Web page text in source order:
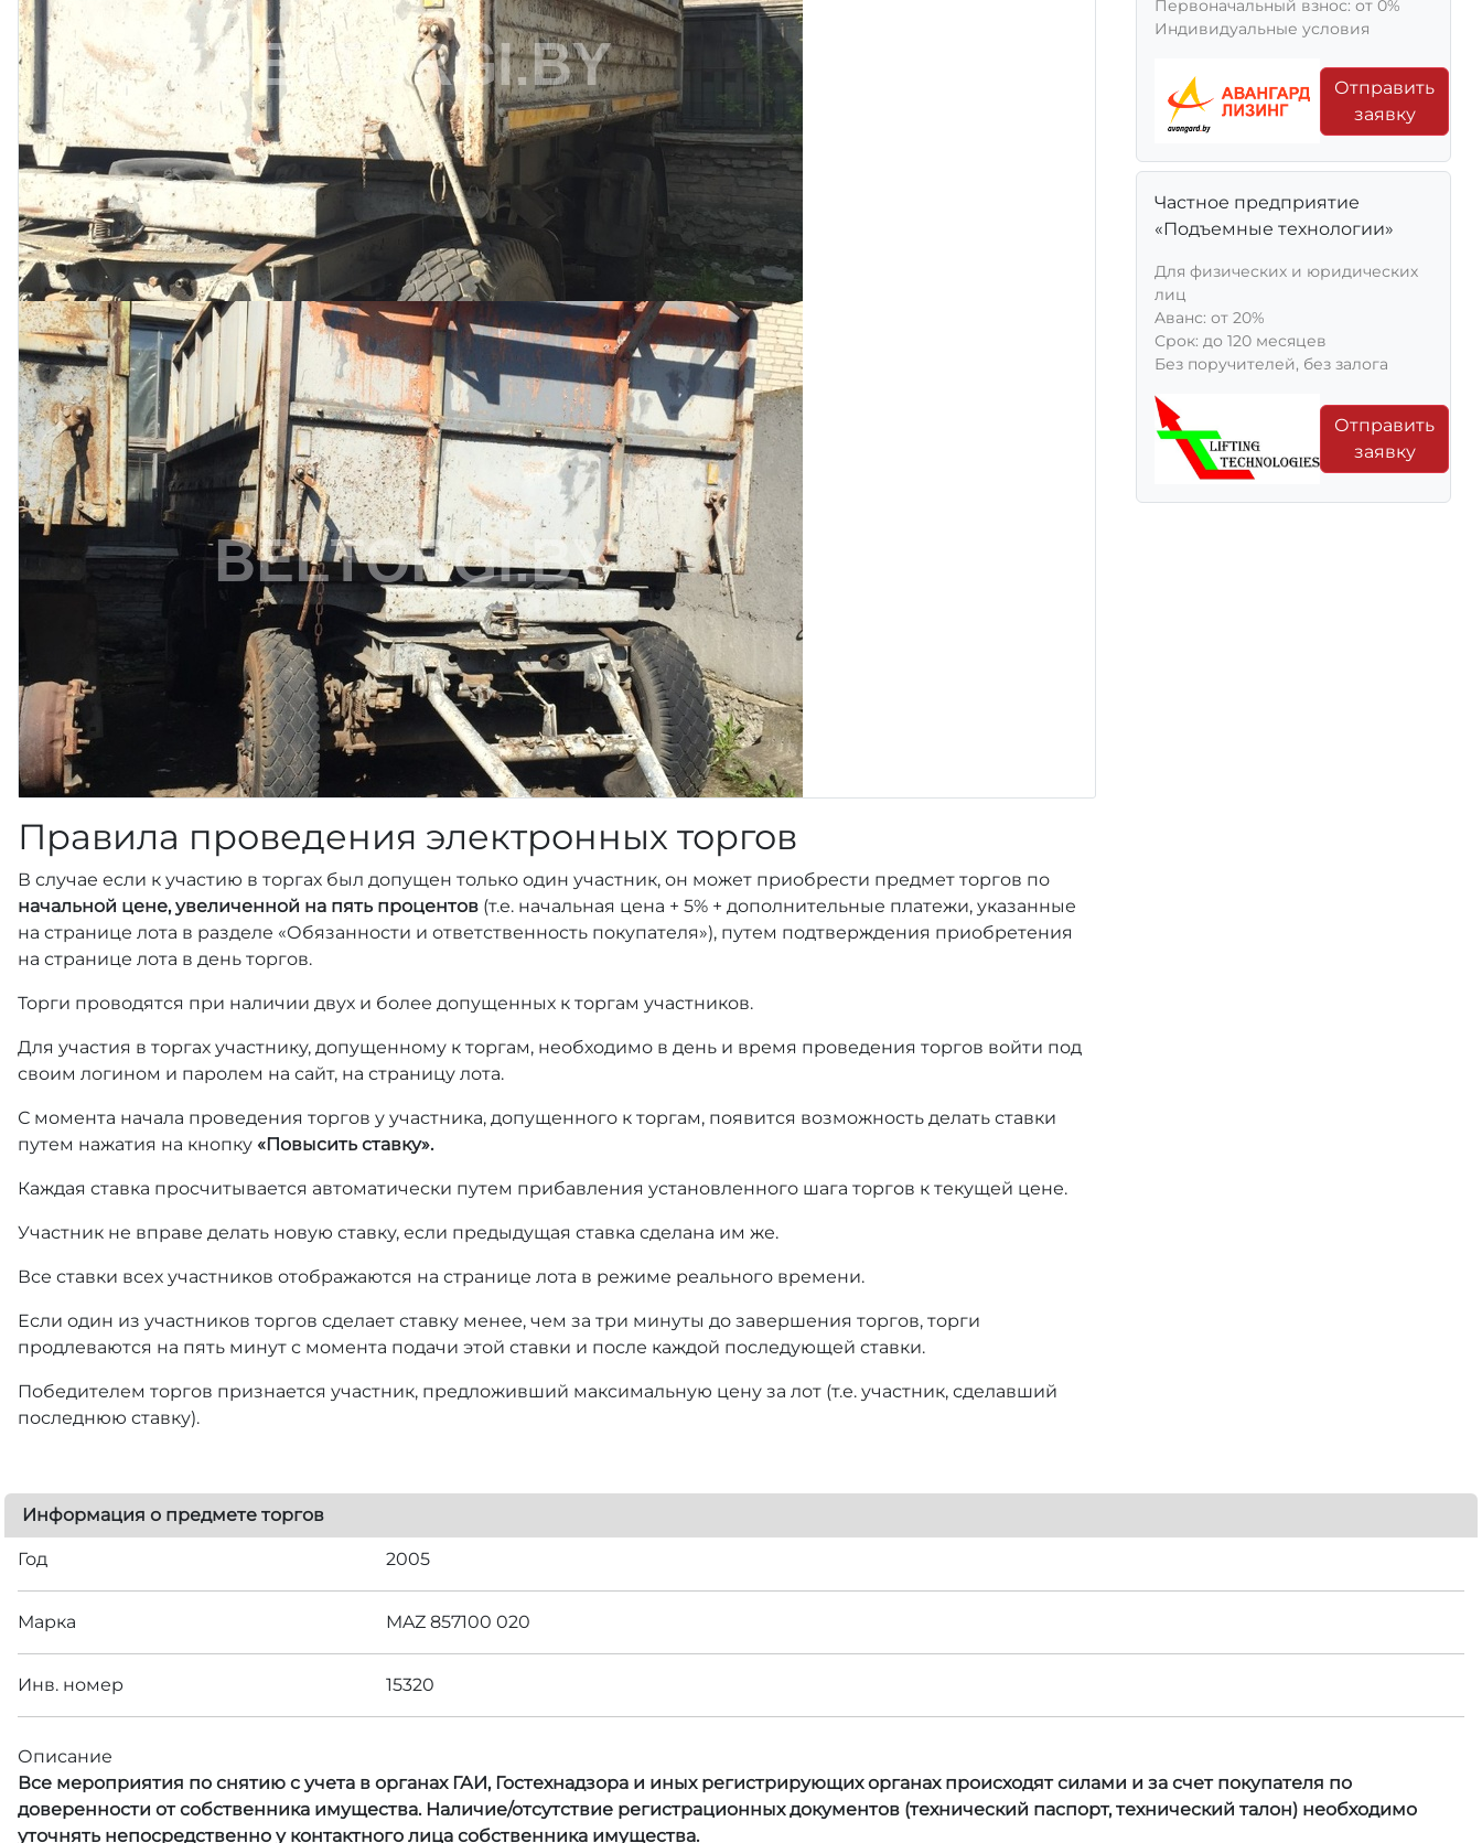
Правила проведения электронных торгов
В случае если к участию в торгах был допущен только один участник, он может приобрести предмет торгов по
начальной цене, увеличенной на пять процентов (т.е. начальная цена + 5% + дополнительные платежи, указанные
на странице лота в разделе «Обязанности и ответственность покупателя»), путем подтверждения приобретения
на странице лота в день торгов.
Торги проводятся при наличии двух и более допущенных к торгам участников.
Для участия в торгах участнику, допущенному к торгам, необходимо в день и время проведения торгов войти под
своим логином и паролем на сайт, на страницу лота.
С момента начала проведения торгов у участника, допущенного к торгам, появится возможность делать ставки
путем нажатия на кнопку «Повысить ставку».
Каждая ставка просчитывается автоматически путем прибавления установленного шага торгов к текущей цене.
Участник не вправе делать новую ставку, если предыдущая ставка сделана им же.
Все ставки всех участников отображаются на странице лота в режиме реального времени.
Если один из участников торгов сделает ставку менее, чем за три минуты до завершения торгов, торги
продлеваются на пять минут с момента подачи этой ставки и после каждой последующей ставки.
Победителем торгов признается участник, предложивший максимальную цену за лот (т.е. участник, сделавший
последнюю ставку).
Первоначальный взнос: от 0%
Индивидуальные условия
Отправить
заявку
Частное предприятие
«Подъемные технологии»
Для физических и юридических
лиц
Aванс: от 20%
Срок: до 120 месяцев
Без поручителей, без залога
Отправить
заявку
Информация о предмете торгов
Год 2005
Марка MAZ 857100 020
Инв. номер 15320
Описание
Все мероприятия по снятию с учета в органах ГАИ, Гостехнадзора и иных регистрирующих органах происходят силами и за счет покупателя по
доверенности от собственника имущества. Наличие/отсутствие регистрационных документов (технический паспорт, технический талон) необходимо
уточнять непосредственно у контактного лица собственника имущества.